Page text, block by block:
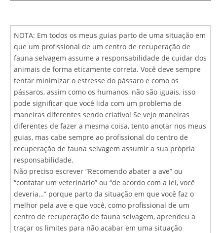
NOTA: Em todos os meus guias parto de uma situação em
que um profissional de um centro de recuperação de
fauna selvagem assume a responsabilidade de cuidar dos
animais de forma eticamente correta. Você deve sempre
tentar minimizar o estresse do pássaro e como os
pássaros, assim como os humanos, não são iguais, isso
pode significar que você lida com um problema de
maneiras diferentes sendo criativo! Se vejo maneiras
diferentes de fazer a mesma coisa, tento anotar nos meus
guias, mas cabe sempre ao profissional do centro de
recuperação de fauna selvagem assumir a sua própria
responsabilidade.
Não preciso escrever “Recomendo abater a ave” ou
“contatar um veterinário” ou “de acordo com a lei, você
deveria…” porque parto da situação em que você faz o
melhor pela ave e que você, como profissional de um
centro de recuperação de fauna selvagem, aprendeu a
traçar os limites para não acabar em uma situação